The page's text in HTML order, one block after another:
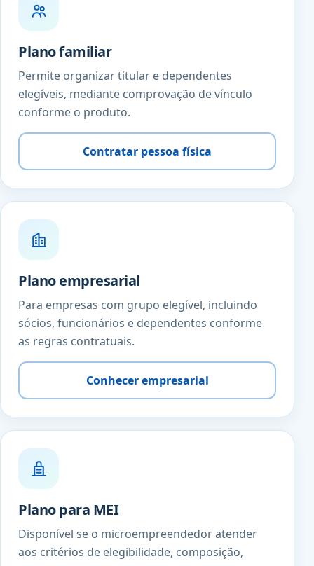
Plano familiar
Permite organizar titular e dependentes
elegíveis, mediante comprovação de vínculo
conforme o produto.
Contratar pessoa física
Plano empresarial
Para empresas com grupo elegível, incluindo
sócios, funcionários e dependentes conforme
as regras contratuais.
Conhecer empresarial
Plano para MEI
Disponível se o microempreendedor atender
aos critérios de elegibilidade, composição,